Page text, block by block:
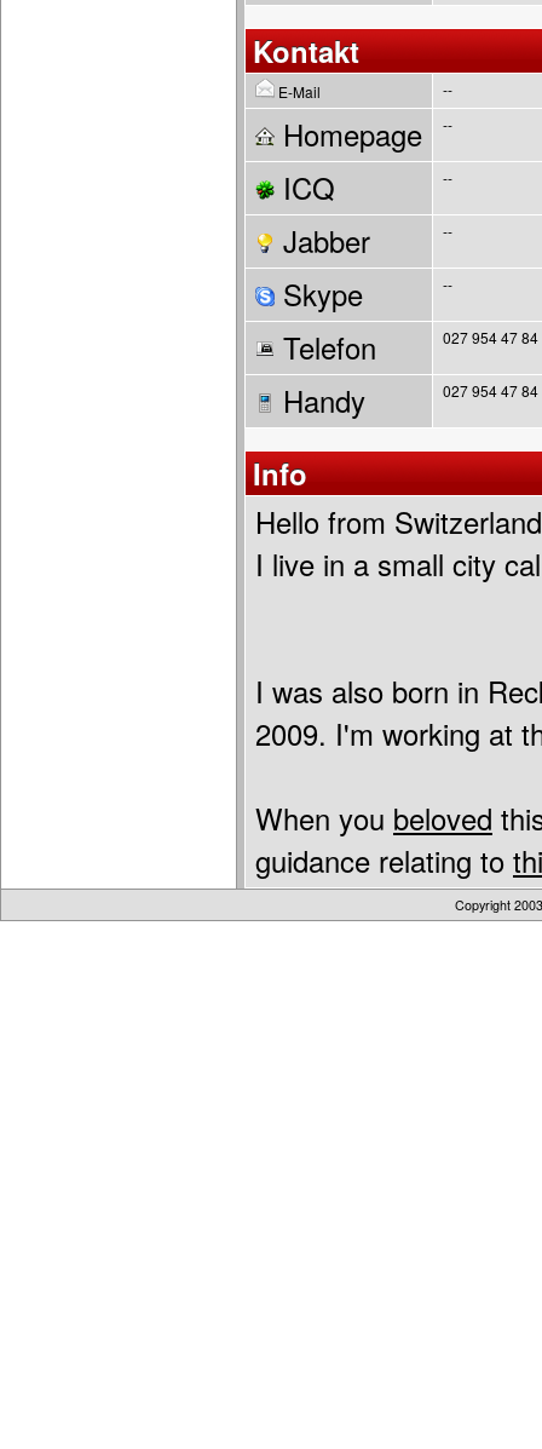
Kontakt
E-Mail --
Homepage --
ICQ --
Jabber --
Skype --
Telefon 027 954 47 84
Handy 027 954 47 84
Info
Hello from
I live in a small city
I was also born in
2009. I'm working at
When you beloved
guidance relating to
Copyright